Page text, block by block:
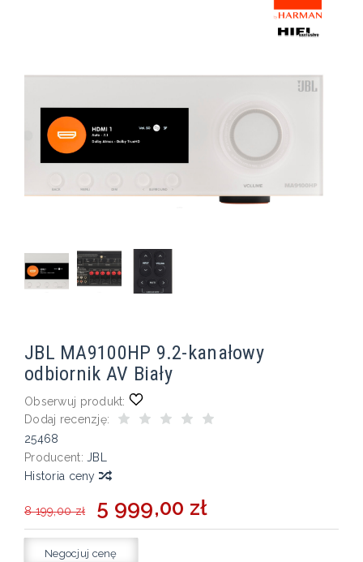
JBL MA9100HP 9.2-kanałowy
odbiornik AV Biały
Obserwuj produkt:
Dodaj recenzję:
25468
Producent: JBL
Historia ceny
8 199,00 zł 5 999,00 zł
Negocjuj cenę